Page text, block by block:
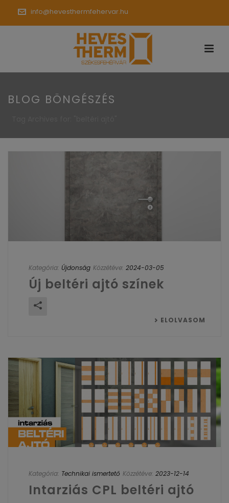
info@hevesthermfehervar.hu
BLOG BÖNGÉSZÉS
Kategória: Újdonság Közzétéve: 2024-03-05
Új beltéri ajtó színek
ELOLVASOM
Kategória: Technikai ismertető Közzétéve: 2023-12-14
Intarziás CPL beltéri ajtó